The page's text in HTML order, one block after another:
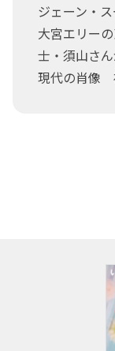
ジェーン・
大宮エリー
士・須山さ
現代の肖像